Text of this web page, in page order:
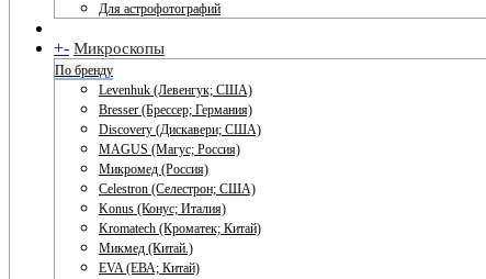
Для астрофотографий
+- Микроскопы
По бренду
Levenhuk (Левенгук; США)
Bresser (Брессер; Германия)
Discovery (Дискавери; США)
MAGUS (Магус; Россия)
Микромед (Россия)
Celestron (Селестрон; США)
Konus (Конус; Италия)
Kromatech (Кроматек; Китай)
Микмед (Китай.)
EVA (ЕВА; Китай)